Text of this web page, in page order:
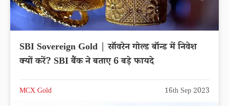
SBI Sovereign Gold | सॉवरेन गोल्ड बॉन्ड में निवेश
क्यों करें? SBI बैंक ने बताए 6 बड़े फायदे
MCX Gold 16th Sep 2023